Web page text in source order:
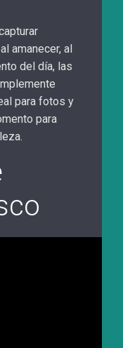
amanecer, al
del día, las
para fotos y
para